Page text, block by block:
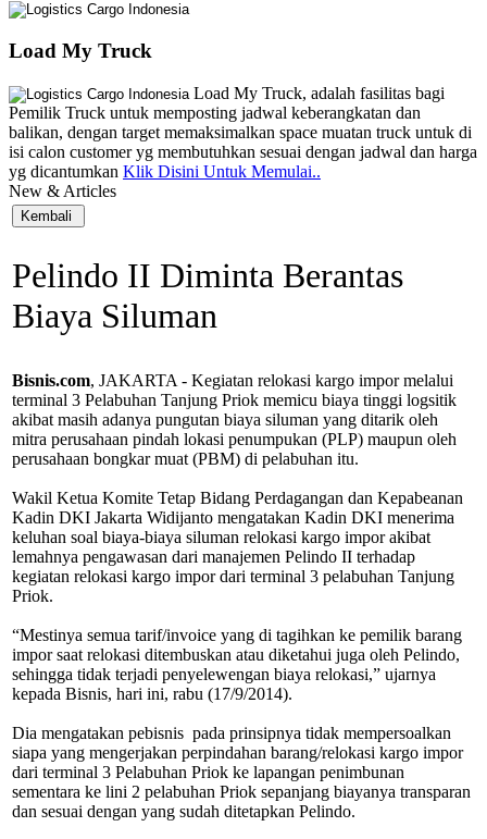
Load My Truck
Load My Truck, adalah fasilitas bagi
Pemilik Truck untuk memposting jadwal keberangkatan dan
balikan, dengan target memaksimalkan space muatan truck untuk di
isi calon customer yg membutuhkan sesuai dengan jadwal dan harga
yg dicantumkan Klik Disini Untuk Memulai..
New & Articles
Pelindo II Diminta Berantas
Biaya Siluman
Bisnis.com, JAKARTA - Kegiatan relokasi kargo impor melalui
terminal 3 Pelabuhan Tanjung Priok memicu biaya tinggi logsitik
akibat masih adanya pungutan biaya siluman yang ditarik oleh
mitra perusahaan pindah lokasi penumpukan (PLP) maupun oleh
perusahaan bongkar muat (PBM) di pelabuhan itu.
Wakil Ketua Komite Tetap Bidang Perdagangan dan Kepabeanan
Kadin DKI Jakarta Widijanto mengatakan Kadin DKI menerima
keluhan soal biaya-biaya siluman relokasi kargo impor akibat
lemahnya pengawasan dari manajemen Pelindo II terhadap
kegiatan relokasi kargo impor dari terminal 3 pelabuhan Tanjung
Priok.
“Mestinya semua tarif/invoice yang di tagihkan ke pemilik barang
impor saat relokasi ditembuskan atau diketahui juga oleh Pelindo,
sehingga tidak terjadi penyelewengan biaya relokasi,” ujarnya
kepada Bisnis, hari ini, rabu (17/9/2014).
Dia mengatakan pebisnis pada prinsipnya tidak mempersoalkan
siapa yang mengerjakan perpindahan barang/relokasi kargo impor
dari terminal 3 Pelabuhan Priok ke lapangan penimbunan
sementara ke lini 2 pelabuhan Priok sepanjang biayanya transparan
dan sesuai dengan yang sudah ditetapkan Pelindo.